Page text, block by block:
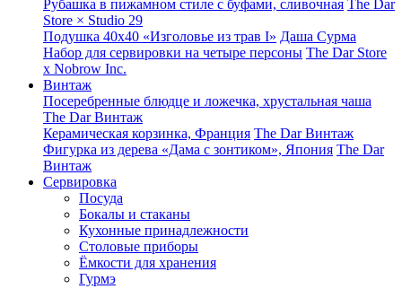
Рубашка в пижамном стиле с буфами, сливочная The Dar
Store × Studio 29
Подушка 40x40 «Изголовье из трав I» Даша Сурма
Набор для сервировки на четыре персоны The Dar Store
х Nobrow Inc.
Винтаж
Посеребренные блюдце и ложечка, хрустальная чаша
The Dar Винтаж
Керамическая корзинка, Франция The Dar Винтаж
Фигурка из дерева «Дама с зонтиком», Япония The Dar
Винтаж
Сервировка
Посуда
Бокалы и стаканы
Кухонные принадлежности
Столовые приборы
Ëмкости для хранения
Гурмэ